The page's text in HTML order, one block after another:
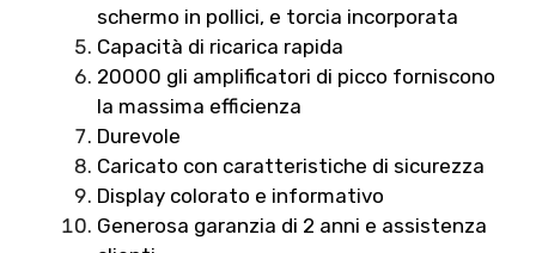
schermo in pollici, e torcia incorporata
Capacità di ricarica rapida
20000 gli amplificatori di picco forniscono
la massima efficienza
Durevole
Caricato con caratteristiche di sicurezza
Display colorato e informativo
Generosa garanzia di 2 anni e assistenza